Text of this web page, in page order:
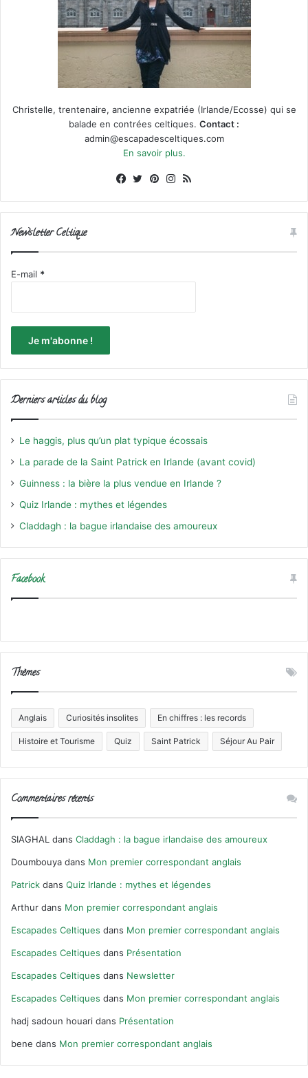
Christelle, trentenaire, ancienne expatriée (Irlande/Ecosse) qui se
balade en contrées celtiques. Contact :
admin@escapadesceltiques.com
En savoir plus.
Facebook
X PinterestInstagram
Newsletter Celtique
E-mail *
Derniers articles du blog
Le haggis, plus qu’un plat typique écossais
La parade de la Saint Patrick en Irlande (avant covid)
Guinness : la bière la plus vendue en Irlande ?
Quiz Irlande : mythes et légendes
Claddagh : la bague irlandaise des amoureux
Facebook
Thèmes
Anglais Curiosités insolites En chiffres : les records
Histoire et Tourisme Quiz Saint Patrick Séjour Au Pair
Commentaires récents
SIAGHAL dans Claddagh : la bague irlandaise des amoureux
Doumbouya dans Mon premier correspondant anglais
Patrick dans Quiz Irlande : mythes et légendes
Arthur dans Mon premier correspondant anglais
Escapades Celtiques dans Mon premier correspondant anglais
Escapades Celtiques dans Présentation
Escapades Celtiques dans Newsletter
Escapades Celtiques dans Mon premier correspondant anglais
hadj sadoun houari dans Présentation
bene dans Mon premier correspondant anglais